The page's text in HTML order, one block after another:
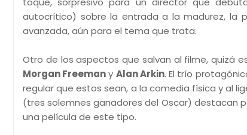
autocrítico) sobre la entrada a la madurez, la
avanzada, aún para el tema que trata.
Otro de los aspectos que salvan al filme, quizá
Morgan Freemany Alan Arkin. El trío
regular que estos sean, a la comedia física y al
(tres solemnes ganadores del Oscar) destacan
una película de este tipo.